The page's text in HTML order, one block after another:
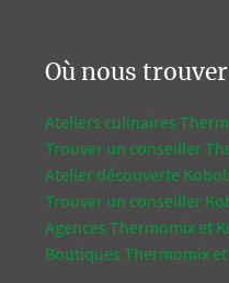
Où nous trouver
Ateliers culinaires
Trouver un conseiller
Atelier découverte
Trouver un conseiller
Agences Thermomix et
Boutiques Thermomix